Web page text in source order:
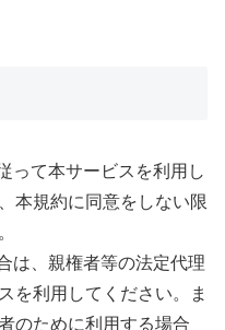
って本サービスを利用し
本規約に同意をしない限
は、親権者等の法定代理
を利用してください。ま
のために利用する場合